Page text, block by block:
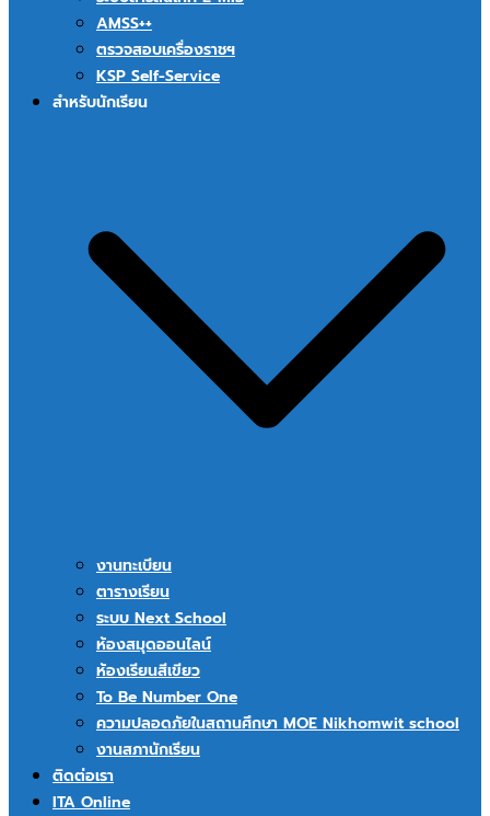
AMSS++
ตรวจสอบเครื่องราชฯ
KSP Self-Service
สำหรับนักเรียน
งานทะเบียน
ตารางเรียน
ระบบ Next School
ห้องสมุดออนไลน์
ห้องเรียนสีเขียว
To Be Number One
ความปลอดภัยในสถานศึกษา MOE Nikhomwit school
งานสภานักเรียน
ติดต่อเรา
ITA Online